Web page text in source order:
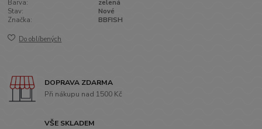
Barva:
zelená
Stav:
Nové
Značka:
BBFISH
Do oblíbených
DOPRAVA ZDARMA
Při nákupu nad 1500 Kč
VŠE SKLADEM